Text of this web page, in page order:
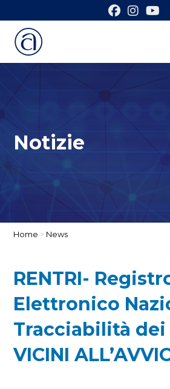
Notizie
Home > News
RENTRI-
Elettronico
Tracciabilità
VICINI